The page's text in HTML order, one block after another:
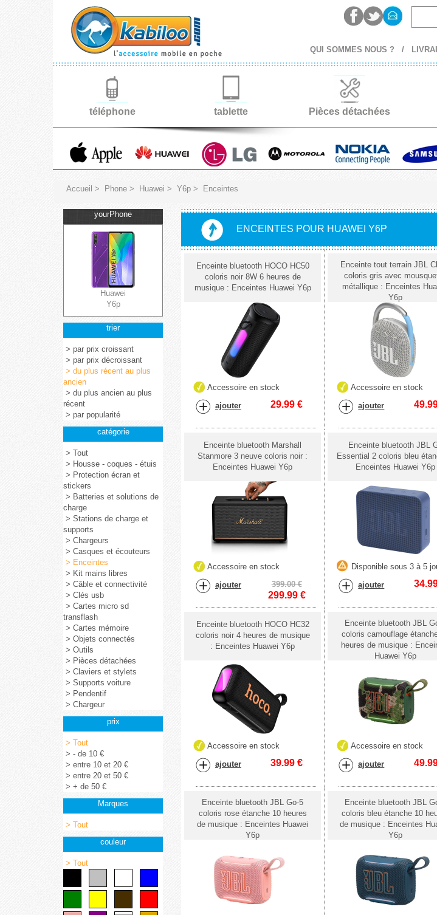
QUI SOMMES NOUS ? /
téléphone tablette Pièces détachées
Accueil > Phone > Huawei > Y6p > Enceintes
yourPhone
Huawei
Y6p
trier
> par prix croissant
> par prix décroissant
> du plus récent au plus
ancien
> du plus ancien au plus
récent
> par popularité
catégorie
> Tout
> Housse - coques - étuis
> Protection écran et
stickers
> Batteries et solutions de
charge
> Stations de charge et
supports
> Chargeurs
> Casques et écouteurs
> Enceintes
> Kit mains libres
> Câble et connectivité
> Clés usb
> Cartes micro sd
transflash
> Cartes mémoire
> Objets connectés
> Outils
> Pièces détachées
> Claviers et stylets
> Supports voiture
> Pendentif
> Chargeur
prix
> Tout
> - de 10 €
> entre 10 et 20 €
> entre 20 et 50 €
> + de 50 €
Marques
> Tout
couleur
> Tout
ENCEINTES POUR HUAWEI Y6P
Enceinte bluetooth HOCO HC50
coloris noir 8W 6 heures de
musique : Enceintes Huawei Y6p
Accessoire en stock
ajouter 29.99 €
Enceinte tout terrain JBL
coloris gris avec
métallique : Enceintes
Y6p
Accessoire en stock
ajouter
Enceinte bluetooth Marshall
Stanmore 3 neuve coloris noir :
Enceintes Huawei Y6p
Accessoire en stock
ajouter 399.00 €
299.99€
Enceinte bluetooth JBL
Essential 2 coloris bleu
Enceintes Huawei Y6p
Disponible sous 3 à 5
ajouter
Enceinte bluetooth HOCO HC32
coloris noir 4 heures de musique
: Enceintes Huawei Y6p
Accessoire en stock
ajouter 39.99 €
Enceinte bluetooth JBL
coloris camouflage
heures de musique :
Huawei Y6p
Accessoire en stock
ajouter
Enceinte bluetooth JBL Go-5
coloris rose étanche 10 heures
de musique : Enceintes Huawei
Y6p
Enceinte bluetooth JBL
coloris bleu étanche 10
de musique : Enceintes
Y6p